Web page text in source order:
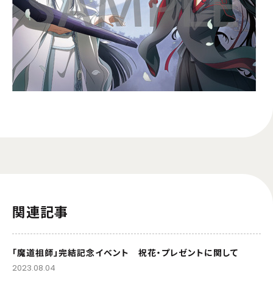
関連記事
「魔道祖師」完結記念イベント 祝花・プレゼントに関して
2023.08.04